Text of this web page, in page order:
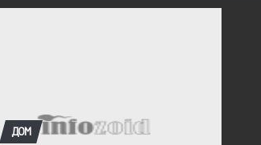
ДОМ